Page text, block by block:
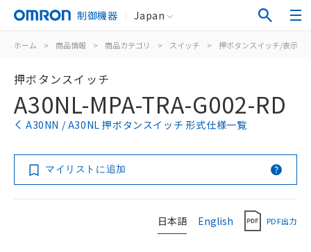
制御機器 Japan
ホーム > 商品情報 > 商品カテゴリ > スイッチ > 押ボタンスイッチ/表示灯
押ボタンスイッチ
A30NL-MPA-TRA-G002-RD
A30NN / A30NL 押ボタンスイッチ 形式仕様一覧
マイリストに追加
日本語 English PDF出力